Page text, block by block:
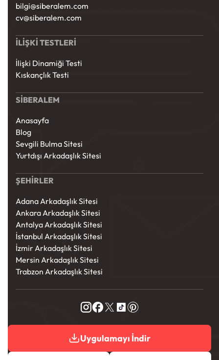
bilgi@siberalem.com
cv@siberalem.com
İLİŞKİ TESTLERİ
İlişki Dinamiği Testi
Kıskançlık Testi
SİBERALEM
Anasayfa
Blog
Sevgili Bulma Sitesi
Yurtdışı Arkadaşlık Sitesi
ŞEHİRLER
Adana Arkadaşlık Sitesi
Ankara Arkadaşlık Sitesi
Antalya Arkadaşlık Sitesi
İstanbul Arkadaşlık Sitesi
İzmir Arkadaşlık Sitesi
Mersin Arkadaşlık Sitesi
Trabzon Arkadaşlık Sitesi
Uygulamayı İndir